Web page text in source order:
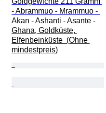
- Abrammuo - Mrammuo -
Akan - Ashanti - Asante -
Ghana, Goldküste,
Elfenbeinküste  (Ohne
mindestpreis)